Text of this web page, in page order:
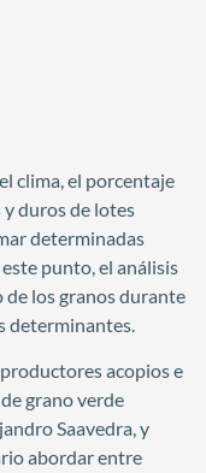
clima, el porcentaje
y duros de lotes
determinadas
punto, el análisis
de los granos durante
determinantes.
acopios e
grano verde
Saavedra, y
abordar entre